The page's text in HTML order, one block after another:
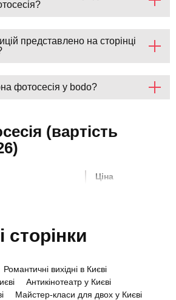
представлено на сторінці
фотосесія у bodo?
(вартість
Ціна
двох
двох 4300 грн
сторінки
Романтичні вихідні в Києві
Антикінотеатр у Києві
Майстер-класи для двох у Києві